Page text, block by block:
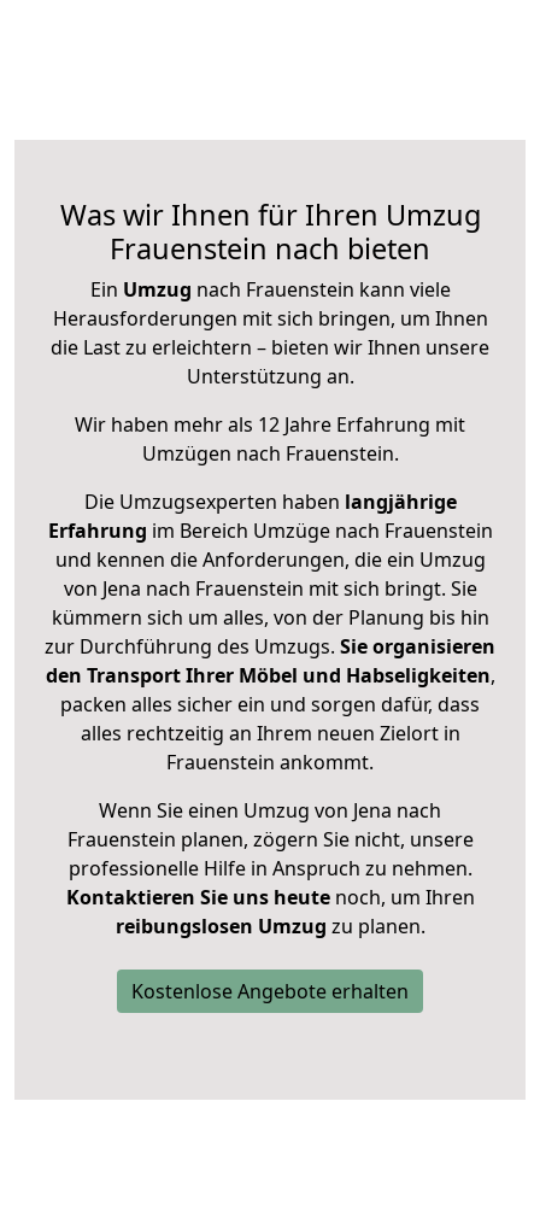
Was wir Ihnen für Ihren Umzug
Frauenstein nach bieten
Ein Umzug nach Frauenstein kann viele
Herausforderungen mit sich bringen, um Ihnen
die Last zu erleichtern – bieten wir Ihnen unsere
Unterstützung an.
Wir haben mehr als 12 Jahre Erfahrung mit
Umzügen nach Frauenstein.
Die Umzugsexperten haben langjährige
Erfahrung im Bereich Umzüge nach Frauenstein
und kennen die Anforderungen, die ein Umzug
von Jena nach Frauenstein mit sich bringt. Sie
kümmern sich um alles, von der Planung bis hin
zur Durchführung des Umzugs. Sie organisieren
den Transport Ihrer Möbel und Habseligkeiten,
packen alles sicher ein und sorgen dafür, dass
alles rechtzeitig an Ihrem neuen Zielort in
Frauenstein ankommt.
Wenn Sie einen Umzug von Jena nach
Frauenstein planen, zögern Sie nicht, unsere
professionelle Hilfe in Anspruch zu nehmen.
Kontaktieren Sie uns heutenoch, um Ihren
reibungslosen Umzug zu planen.
Kostenlose Angebote erhalten